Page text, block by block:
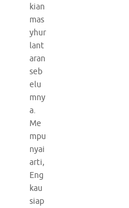
kian
mas
yhur
lant
aran
seb
elu
mny
a.
Me
mpu
nyai
arti,
Eng
kau
siap